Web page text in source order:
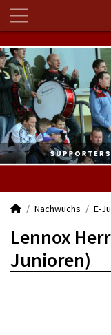
Nachwuchs E-
Lennox
Junioren)